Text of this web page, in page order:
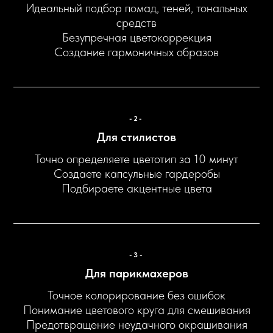
Идеальный подбор помад, теней, тональных
средств
Безупречная цветокоррекция
Создание гармоничных образов
-2-
Для стилистов
Точно определяете цветотип за 10 минут
Создаете капсульные гардеробы
Подбираете акцентные цвета
-3-
Для парикмахеров
Точное колорирование без ошибок
Понимание цветового круга для смешивания
Предотвращение неудачного окрашивания